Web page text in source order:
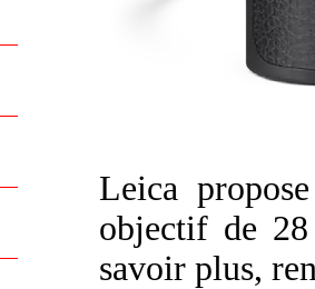
Leica
objectif de
savoir plus,